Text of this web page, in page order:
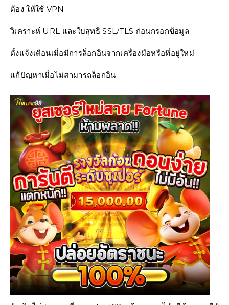
ต้อง ให้ใช้ VPN
วิเคราะห์ URL และใบสุทธิ SSL/TLS ก่อนกรอกข้อมูล
ตั้งแจ้งเตือนเมื่อมีการล็อกอินจากเครื่องมือหรือที่อยู่ใหม่
แก้ปัญหาเมื่อไม่สามารถล็อกอิน